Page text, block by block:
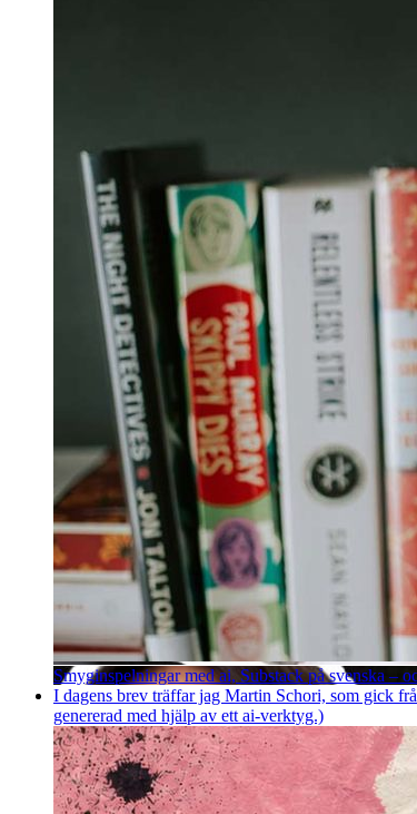
Smyginspelningar med ai, Substack på svenska –
I dagens brev träffar jag Martin Schori, som gick
genererad med hjälp av ett ai-verktyg.)